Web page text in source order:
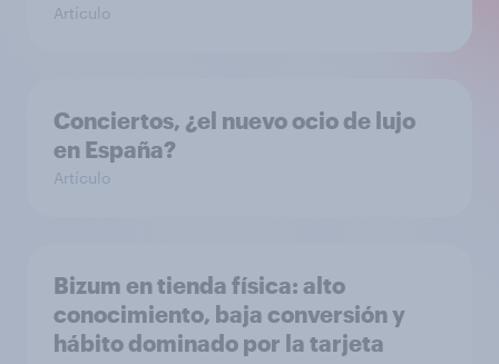
Artículo
Conciertos, ¿el nuevo ocio de lujo
en España?
Artículo
Bizum en tienda física: alto
conocimiento, baja conversión y
hábito dominado por la tarjeta